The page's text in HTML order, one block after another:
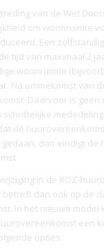
van de Wet
om woonruimte
Een
tijd van maximaal 2
woonruimte
Na ommekomst van
Daarvoor is geen
schriftelijke
de
gedaan, dan eindigt
in de ROZ-
betreft dan ook op de
In het nieuwe model
een
opties: